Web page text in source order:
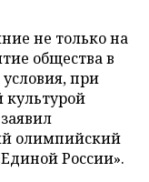
не только на
общества в
при
культурой
олимпийский
России».